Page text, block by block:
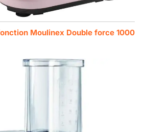
Moulinex Double force 1000